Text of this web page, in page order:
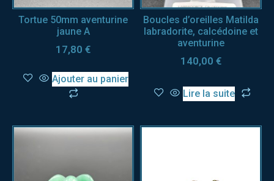
Tortue 50mm aventurine
jaune A
17,80 €
Ajouter au panier
Boucles d’oreilles Matilda
labradorite, calcédoine et
aventurine
140,00 €
Lire la suite